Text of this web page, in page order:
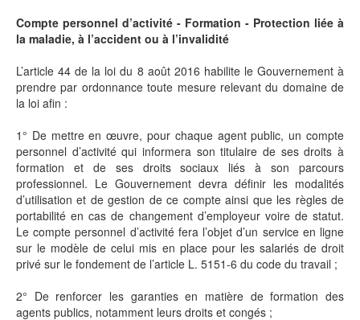
Compte personnel d’activité - Formation - Protection liée à
la maladie, à l’accident ou à l’invalidité
L’article 44 de la loi du 8 août 2016 habilite le Gouvernement à
prendre par ordonnance toute mesure relevant du domaine de
la loi afin :
1° De mettre en œuvre, pour chaque agent public, un compte
personnel d’activité qui informera son titulaire de ses droits à
formation et de ses droits sociaux liés à son parcours
professionnel. Le Gouvernement devra définir les modalités
d’utilisation et de gestion de ce compte ainsi que les règles de
portabilité en cas de changement d’employeur voire de statut.
Le compte personnel d’activité fera l’objet d’un service en ligne
sur le modèle de celui mis en place pour les salariés de droit
privé sur le fondement de l’article L. 5151-6 du code du travail ;
2° De renforcer les garanties en matière de formation des
agents publics, notamment leurs droits et congés ;